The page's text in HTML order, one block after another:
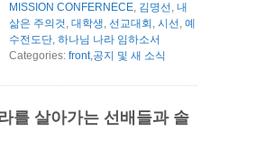
MISSION CONFERNECE, 김명선 , 내
삶은 주의것, 대학생, 선교대회 , 시선 , 예
수전도단, 하나님 나라 임하소서
Categories: front,공지 및 새 소식
를 살아가는 선배들과 솔